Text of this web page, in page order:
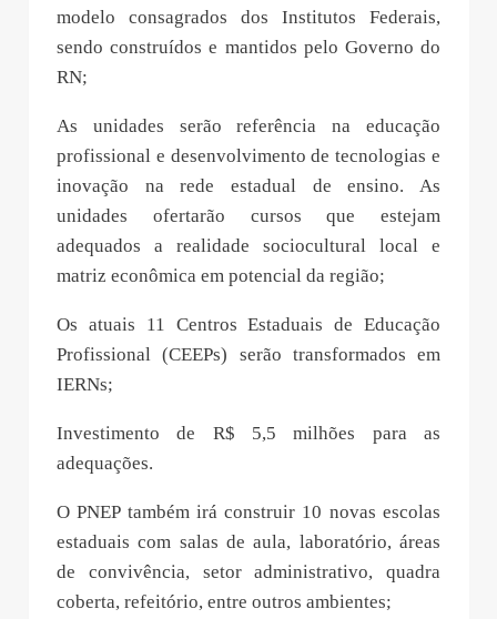
modelo consagrados dos Institutos Federais,
sendo construídos e mantidos pelo Governo do
RN;
As unidades serão referência na educação
profissional e desenvolvimento de tecnologias e
inovação na rede estadual de ensino. As
unidades ofertarão cursos que estejam
adequados a realidade sociocultural local e
matriz econômica em potencial da região;
Os atuais 11 Centros Estaduais de Educação
Profissional (CEEPs) serão transformados em
IERNs;
Investimento de R$ 5,5 milhões para as
adequações.
O PNEP também irá construir 10 novas escolas
estaduais com salas de aula, laboratório, áreas
de convivência, setor administrativo, quadra
coberta, refeitório, entre outros ambientes;